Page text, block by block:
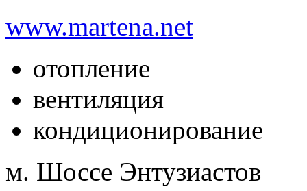
www.martena.net
отопление
вентиляция
кондиционирование
м. Шоссе Энтузиастов